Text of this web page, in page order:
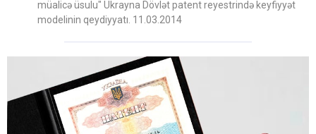
müalicə üsulu" Ukrayna Dövlət patent reyestrində keyfiyyət
modelinin qeydiyyatı. 11.03.2014